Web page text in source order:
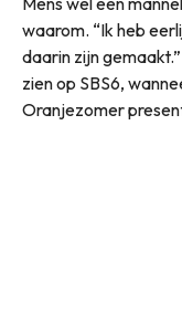
waarom. “Ik heb
daarin zijn
zien op SBS6,
Oranjezomer